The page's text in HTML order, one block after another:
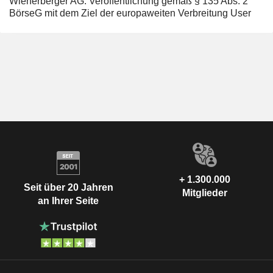
BörseG mit dem Ziel der europaweiten Verbreitung User
Seit über 20 Jahren
an Ihrer Seite
+ 1.300.000
Mitglieder